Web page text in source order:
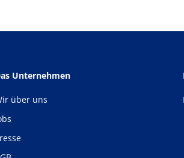
Unternehmen
über uns